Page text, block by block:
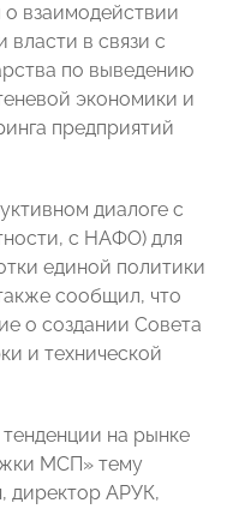
взаимодействии
в связи с
по выведению
экономики и
предприятий
диалоге с
с НАФО) для
единой политики
сообщил, что
о создании Совета
и технической
на рынке
МСП» тему
директор АРУК,